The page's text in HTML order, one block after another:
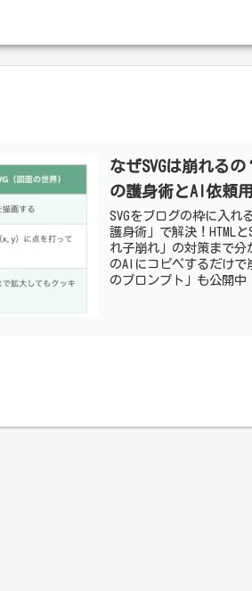
なぜSVGは崩れる
の護身術とAI依頼
SVGをブログの枠に入
護身術」で解決！HTML
れ子崩れ」の対策まで
のAIにコピペするだけで
のプロンプト」も公開中